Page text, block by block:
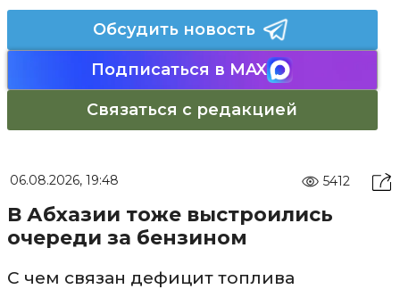
Обсудить новость
Подписаться в MAX
Связаться с редакцией
06.08.2026, 19:48 5412
В Абхазии тоже выстроились
очереди за бензином
С чем связан дефицит топлива